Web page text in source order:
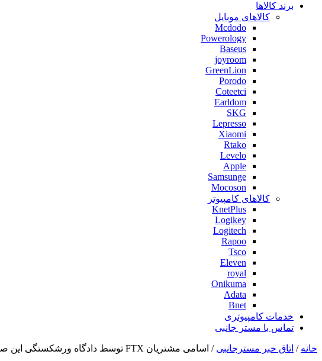
برند کالاها
کالاهای موبایل
Mcdodo
Powerology
Baseus
joyroom
GreenLion
Porodo
Coteetci
Earldom
SKG
Lepresso
Xiaomi
Rtako
Levelo
Apple
Samsunge
Mocoson
کالاهای کامپیوتر
KnetPlus
Logikey
Logitech
Rapoo
Tsco
Eleven
royal
Onikuma
Adata
Bnet
خدمات کامپیوتری
تماس با مستر جانبی
خانه / اتاق خبر مسترجانبی / اسامی مشتریان FTX توسط دادگاه ورشکستگی این صرافی فاش نخواهد شد